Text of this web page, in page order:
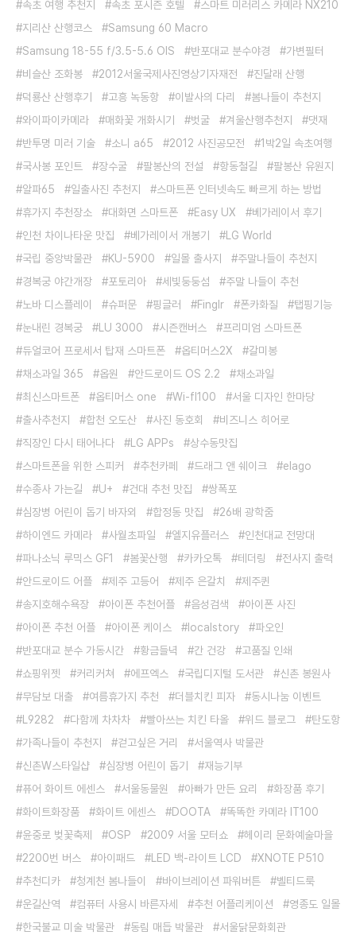
속초 여행 추천지 속초 포시즌 호텔
스마트 미러리스 카메라 NX210
지리산 산행코스
Samsung 60 Macro
Samsung 18-55 f/3.5-5.6 OIS
반포대교 분수야경
가변필터
비슬산 조화봉
2012서울국제사진영상기자재전
진달래 산행
덕룡산 산행후기
고흥 녹동항 이발사의 다리
봄나들이 추천지
와이파이카메라
매화꽃 개화시기 벗굴 겨울산행추천지
댓재
반투명 미러 기술
소니 a65 2012 사진공모전
1박2일 속초여행
국사봉 포인트
장수굴 팔봉산의 전설 항동철길
팔봉산 유원지
알파65
일출사진 추천지
스마트폰 인터넷속도 빠르게 하는 방법
휴가지 추천장소
대화면 스마트폰 Easy UX
베가레이서 후기
인천 차이나타운 맛집
베가레이서 개봉기
LG World
국립 중앙박물관
KU-5900 일몰 출사지
주말나들이 추천지
경복궁 야간개장
포토리아 세빛둥둥섬
주말 나들이 추천
노바 디스플레이
슈퍼문 핑글러 Finglr 폰카화질
탭핑기능
눈내린 경복궁
LU 3000 시즌캔버스
프리미엄 스마트폰
듀얼코어 프로세서 탑재 스마트폰
옵티머스2X
갈미봉
채소과일 365
옵원 안드로이드 OS 2.2
채소과일
최신스마트폰
옵티머스 one Wi-fI100
서울 디자인 한마당
출사추천지
합천 오도산 사진 동호회
비즈니스 히어로
직장인 다시 태어나다
LG APPs
상수동맛집
스마트폰을 위한 스피커
추천카페 드래그 앤 쉐이크
elago
수종사 가는길
U+ 건대 추천 맛집
쌍폭포
심장병 어린이 돕기 바자외
합정동 맛집
26배 광학줌
하이엔드 카메라
사월초파일 엘지유플러스
인천대교 전망대
파나소닉 루믹스 GF1
봄꽃산행 카카오톡 테더링
전사지 출력
안드로이드 어플
제주 고등어 제주 은갈치
제주퀸
송지호해수욕장
아이폰 추천어플 음성검색
아이폰 사진
아이폰 추천 어플
아이폰 케이스 localstory
파오인
반포대교 분수 가동시간
황금들녁 간 건강
고품질 인쇄
쇼핑위젯
커리커쳐 에프엑스 국립디지털 도서관
신촌 봉원사
무담보 대출
여름휴가지 추천 더블치킨 피자
동시나눔 이벤트
L9282
다함께 차차차 빨아쓰는 치킨 타올 위드 블로그
탄도항
가족나들이 추천지
걷고싶은 거리
서울역사 박물관
신촌W스타일샵
심장병 어린이 돕기
재능기부
퓨어 화이트 에센스
서울동물원 아빠가 만든 요리
화장품 후기
화이트화장품
화이트 에센스 DOOTA
똑똑한 카메라 IT100
윤중로 벚꽃축제
OSP 2009 서울 모터쇼
헤이리 문화예술마을
2200번 버스
아이패드 LED 백-라이트 LCD
XNOTE P510
추천디카
청계천 봄나들이 바이브레이션 파워버튼
벨티드룩
운길산역
컴퓨터 사용시 바른자세 추천 어플리케이션
영종도 일몰
한국불교 미술 박물관
동림 매듭 박물관
서울닭문화회관